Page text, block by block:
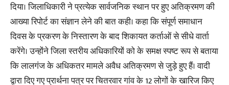
दिया। जिलाधिकारी ने प्रत्येक सार्वजनिक स्थान पर हुए अतिक्रमण की
आख्या रिपोर्ट का संज्ञान लेने की बात कही। कहा कि संपूर्ण समाधान
दिवस के प्रकरण के निस्तारण के बाद शिकायत कर्ताओं से सीधे वार्ता
करेंगे। उन्होंने जिला स्तरीय अधिकारियों को के समक्ष स्पष्ट रूप से बताया
कि लालगंज के अधिकतर मामले अवैध अतिक्रमण से जुड़े हुए हैं। वादी
द्वारा दिए गए प्रार्थना पत्र पर चितरवार गांव के 12 लोगों के खारिज किए